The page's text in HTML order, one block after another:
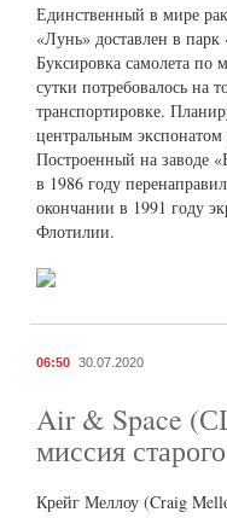
Единственный в мире
«Лунь» доставлен в
Буксировка самолета по
сутки потребовалось на
транспортировке.
центральным экспонатом
Построенный на заводе
в 1986 году
окончании в 1991 году
Флотилии.
06:50 30.07.2020
Air & Space
миссия
Крейг Меллоу (Craig